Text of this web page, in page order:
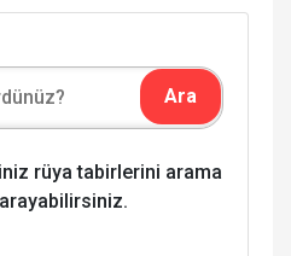
rüya tabirlerini arama